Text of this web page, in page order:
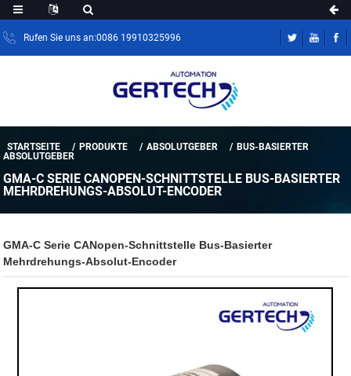
Rufen Sie uns an:0086 19910325996
STARTSEITE PRODUKTE ABSOLUTGEBER
BUS-BASIERTER
ABSOLUTGEBER
GMA-C SERIE CANOPEN-SCHNITTSTELLE BUS-BASIERTER
MEHRDREHUNGS-ABSOLUT-ENCODER
GMA-C Serie CANopen-Schnittstelle Bus-Basierter
Mehrdrehungs-Absolut-Encoder